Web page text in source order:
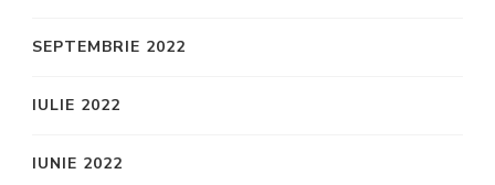
SEPTEMBRIE 2022
IULIE 2022
IUNIE 2022